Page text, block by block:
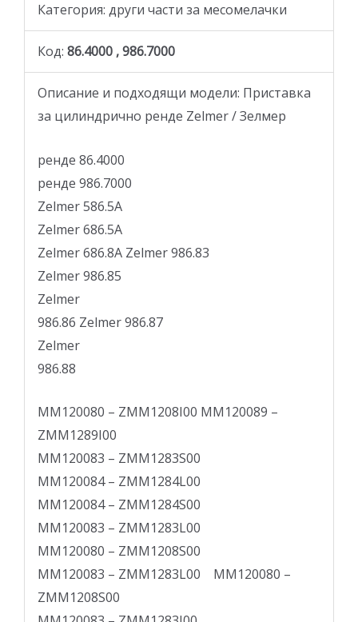
Категория: други части за месомелачки
Код: 86.4000 , 986.7000
Описание и подходящи модели: Приставка
за цилиндрично ренде Zelmer / Зелмер
ренде 86.4000
ренде 986.7000
Zelmer 586.5A
Zelmer 686.5A
Zelmer 686.8A Zelmer 986.83
Zelmer 986.85
Zelmer
986.86 Zelmer 986.87
Zelmer
986.88
MM120080 – ZMM1208I00 MM120089 –
ZMM1289I00
MM120083 – ZMM1283S00
MM120084 – ZMM1284L00
MM120084 – ZMM1284S00
MM120083 – ZMM1283L00
MM120080 – ZMM1208S00
MM120083 – ZMM1283L00 MM120080 –
ZMM1208S00